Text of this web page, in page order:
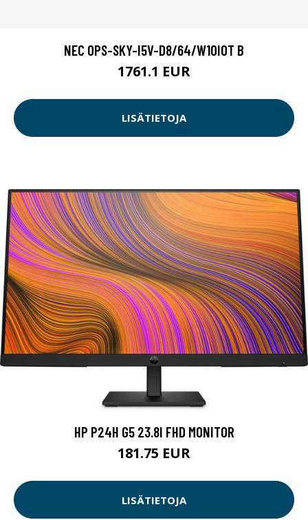
NEC OPS-SKY-I5V-D8/64/W10IOT B
1761.1 EUR
LISÄTIETOJA
HP P24H G5 23.8I FHD MONITOR
181.75 EUR
LISÄTIETOJA